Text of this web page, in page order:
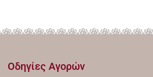
Οδηγίες Αγορών